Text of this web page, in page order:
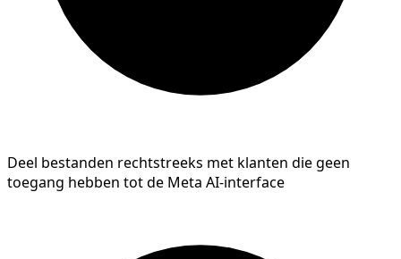
Deel bestanden rechtstreeks met klanten die geen
toegang hebben tot de Meta AI-interface